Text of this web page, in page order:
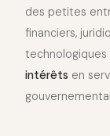
des petites
financiers,
intérêts en